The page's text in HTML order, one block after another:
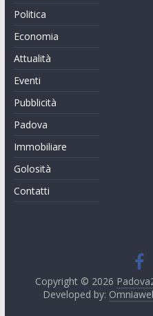
Politica
Economia
Attualità
Eventi
Pubblicità
Padova
Immobiliare
Golosità
Contatti
Copyright © 2026
Developed by: